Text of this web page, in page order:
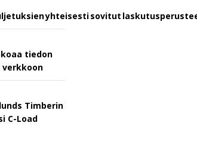
yhteisesti sovitut
tiedon
Timberin
C-Load